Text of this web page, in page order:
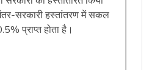
सरकारी हस्तांतरण में सकल
प्राप्त होता है।